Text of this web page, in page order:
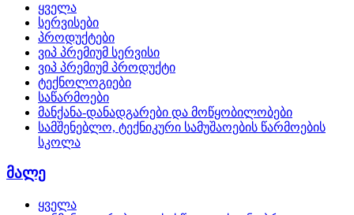
ყველა
სერვისები
პროდუქტები
ვიპ პრემიუმ სერვისი
ვიპ პრემიუმ პროდუქტი
ტექნოლოგიები
საწარმოები
მანქანა-დანადგარები და მოწყობილობები
სამშენებლო, ტექნიკური სამუშაოების წარმოების
სკოლა
მალე
ყველა